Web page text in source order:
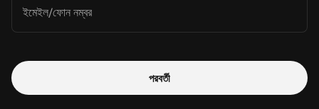
ইমেইল/ফোন নম্বর
পরবর্তী